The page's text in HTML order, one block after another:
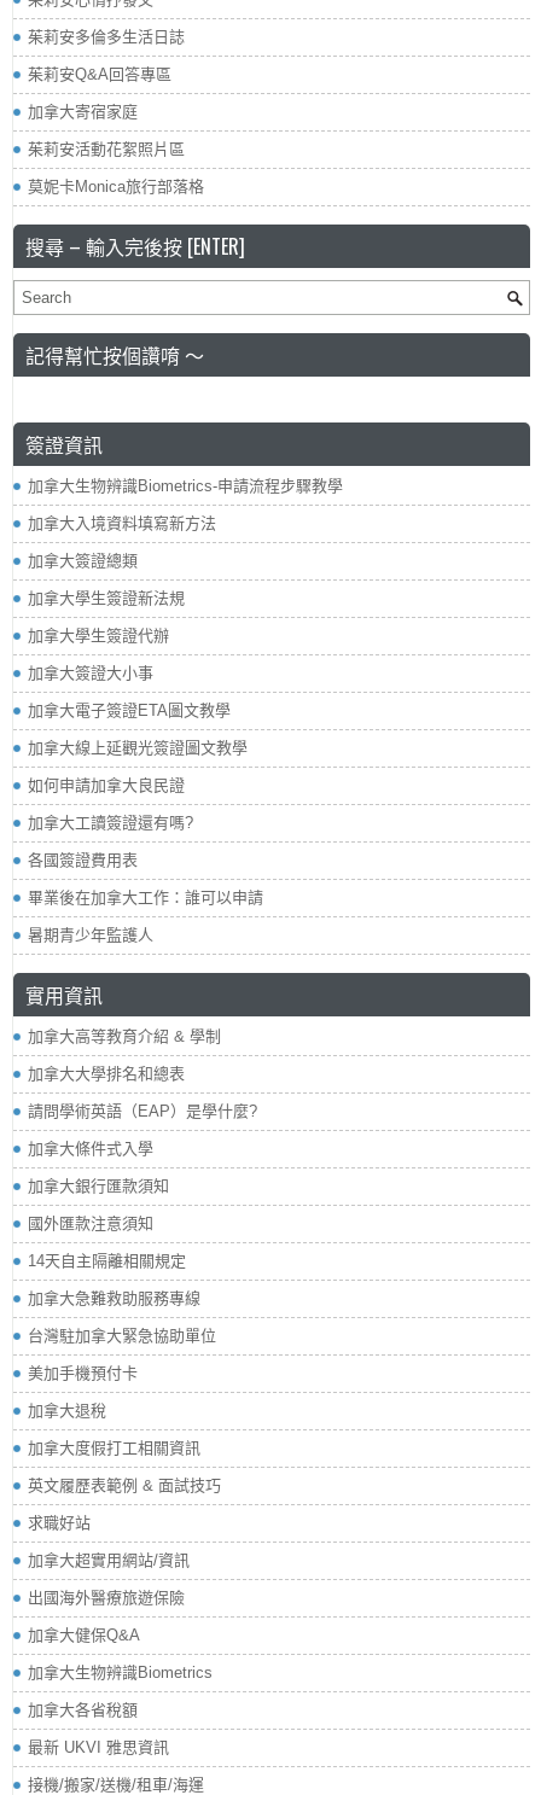
茱莉安多倫多生活日誌
茱莉安Q&A回答專區
加拿大寄宿家庭
茱莉安活動花絮照片區
莫妮卡Monica旅行部落格
搜尋 – 輸入完後按 [ENTER]
記得幫忙按個讚唷 ～
簽證資訊
加拿大生物辨識Biometrics-申請流程步驟教學
加拿大入境資料填寫新方法
加拿大簽證總類
加拿大學生簽證新法規
加拿大學生簽證代辦
加拿大簽證大小事
加拿大電子簽證ETA圖文教學
加拿大線上延觀光簽證圖文教學
如何申請加拿大良民證
加拿大工讀簽證還有嗎?
各國簽證費用表
畢業後在加拿大工作：誰可以申請
暑期青少年監護人
實用資訊
加拿大高等教育介紹 & 學制
加拿大大學排名和總表
請問學術英語（EAP）是學什麼?
加拿大條件式入學
加拿大銀行匯款須知
國外匯款注意須知
14天自主隔離相關規定
加拿大急難救助服務專線
台灣駐加拿大緊急協助單位
美加手機預付卡
加拿大退稅
加拿大度假打工相關資訊
英文履歷表範例 & 面試技巧
求職好站
加拿大超實用網站/資訊
出國海外醫療旅遊保險
加拿大健保Q&A
加拿大生物辨識Biometrics
加拿大各省稅額
最新 UKVI 雅思資訊
接機/搬家/送機/租車/海運